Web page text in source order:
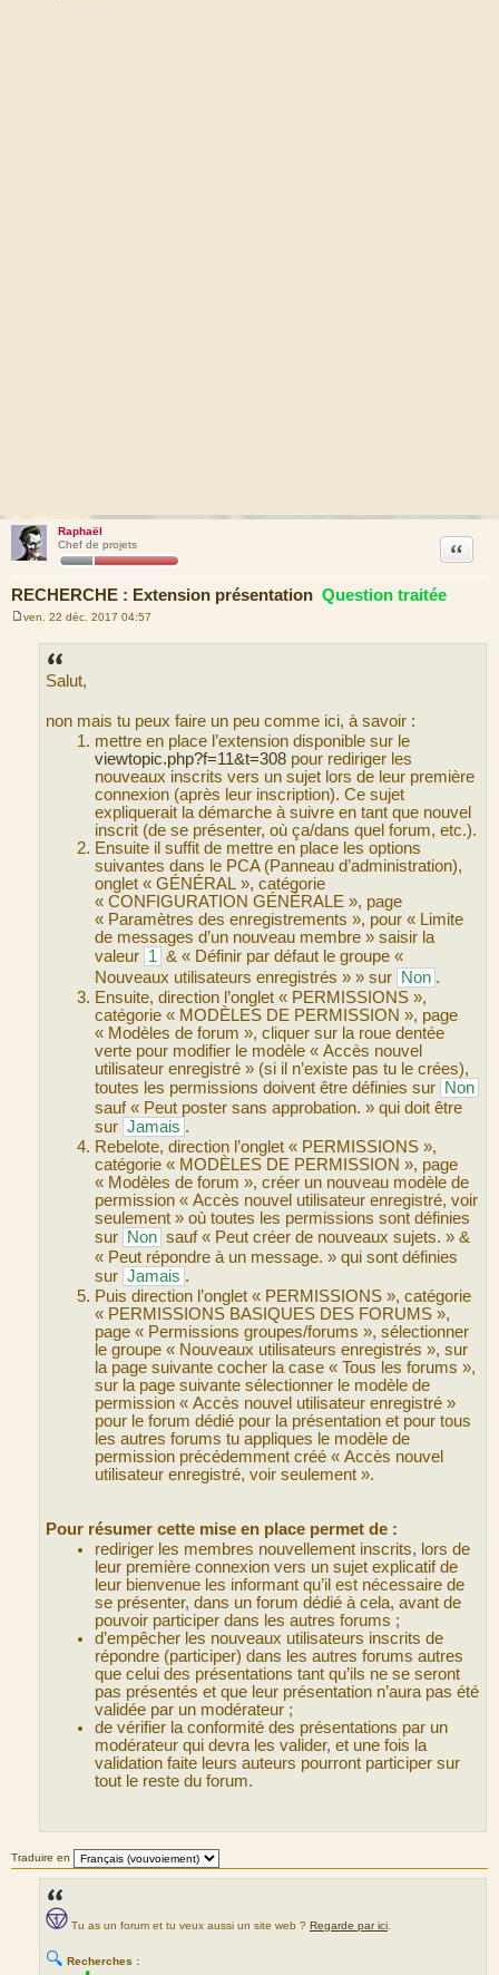
Raphaël
Chef de projets
RECHERCHE : Extension présentation Question traitée
Citation
ven. 22 déc. 2017 04:57
Salut,
non mais tu peux faire un peu comme ici, à savoir :
mettre en place l’extension disponible sur le
viewtopic.php?f=11&t=308 pour rediriger les
nouveaux inscrits vers un sujet lors de leur première
connexion (après leur inscription). Ce sujet
expliquerait la démarche à suivre en tant que nouvel
inscrit (de se présenter, où ça/dans quel forum, etc.).
Ensuite il suffit de mettre en place les options
suivantes dans le PCA (Panneau d’administration),
onglet « GÉNÉRAL », catégorie
« CONFIGURATION GÉNÉRALE », page
« Paramètres des enregistrements », pour « Limite
de messages d’un nouveau membre » saisir la
valeur 1 & « Définir par défaut le groupe «
Nouveaux utilisateurs enregistrés » » sur
Non .
Ensuite, direction l’onglet « PERMISSIONS »,
catégorie « MODÈLES DE PERMISSION », page
« Modèles de forum », cliquer sur la roue dentée
verte pour modifier le modèle « Accès nouvel
utilisateur enregistré » (si il n’existe pas tu le crées),
toutes les permissions doivent être définies sur
Non
sauf « Peut poster sans approbation. » qui doit être
sur Jamais .
Rebelote, direction l’onglet « PERMISSIONS »,
catégorie « MODÈLES DE PERMISSION », page
« Modèles de forum », créer un nouveau modèle de
permission « Accès nouvel utilisateur enregistré, voir
seulement » où toutes les permissions sont définies
sur
Non sauf « Peut créer de nouveaux sujets. » &
« Peut répondre à un message. » qui sont définies
sur Jamais .
Puis direction l’onglet « PERMISSIONS », catégorie
« PERMISSIONS BASIQUES DES FORUMS »,
page « Permissions groupes/forums », sélectionner
le groupe « Nouveaux utilisateurs enregistrés », sur
la page suivante cocher la case « Tous les forums »,
sur la page suivante sélectionner le modèle de
permission « Accès nouvel utilisateur enregistré »
pour le forum dédié pour la présentation et pour tous
les autres forums tu appliques le modèle de
permission précédemment créé « Accès nouvel
utilisateur enregistré, voir seulement ».
Pour résumer cette mise en place permet de :
rediriger les membres nouvellement inscrits, lors de
leur première connexion vers un sujet explicatif de
leur bienvenue les informant qu’il est nécessaire de
se présenter, dans un forum dédié à cela, avant de
pouvoir participer dans les autres forums ;
d’empêcher les nouveaux utilisateurs inscrits de
répondre (participer) dans les autres forums autres
que celui des présentations tant qu’ils ne se seront
pas présentés et que leur présentation n’aura pas été
validée par un modérateur ;
de vérifier la conformité des présentations par un
modérateur qui devra les valider, et une fois la
validation faite leurs auteurs pourront participer sur
tout le reste du forum.
Traduire en
Tu as un forum et tu veux aussi un site web ? Regarde par ici
🔍 Recherches :